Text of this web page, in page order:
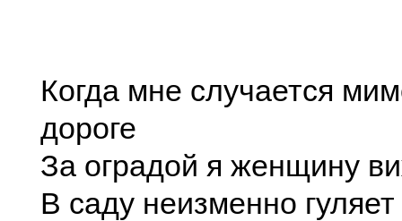
Когда мне случается
дороге
За оградой я женщину
В саду неизменно